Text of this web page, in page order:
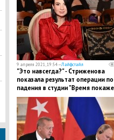
9 апреля 2021, 19:54 —Лайфстайл
"Это навсегда?" - Стриженова
показала результат операции
падения в студии "Время